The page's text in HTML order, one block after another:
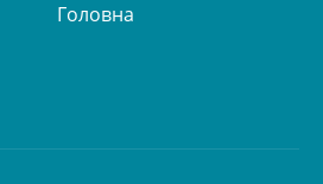
Головна